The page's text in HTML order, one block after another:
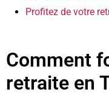
Profitez de votre
Comment
retraite en